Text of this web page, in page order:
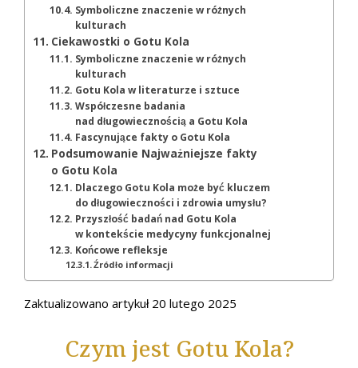
Symboliczne znaczenie w różnych
kulturach
Ciekawostki o Gotu Kola
Symboliczne znaczenie w różnych
kulturach
Gotu Kola w literaturze i sztuce
Współczesne badania
nad długowiecznością a Gotu Kola
Fascynujące fakty o Gotu Kola
Podsumowanie Najważniejsze fakty
o Gotu Kola
Dlaczego Gotu Kola może być kluczem
do długowieczności i zdrowia umysłu?
Przyszłość badań nad Gotu Kola
w kontekście medycyny funkcjonalnej
Końcowe refleksje
Źródło informacji
Zaktualizowano artykuł 20 lutego 2025
Czym jest Gotu Kola?